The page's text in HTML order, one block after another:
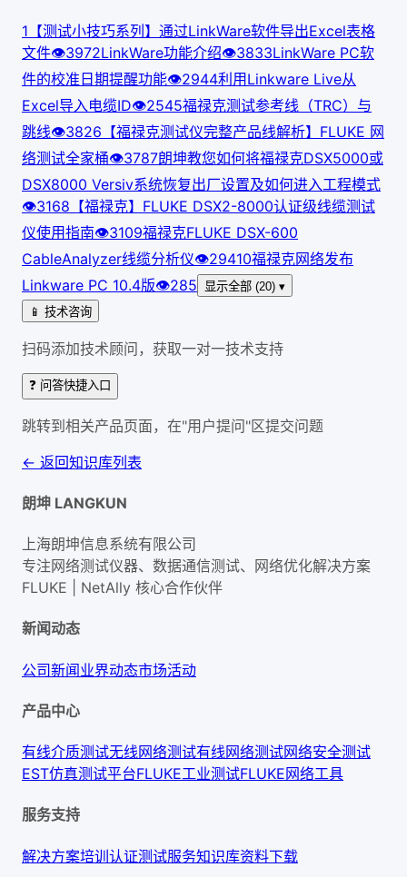
1 【测试小技巧系列】通过LinkWare软件导出Excel表格
文件👁3972LinkWare功能介绍👁3833LinkWare PC软
件的校准日期提醒功能👁2944利用Linkware Live从
Excel导入电缆ID👁2545福禄克测试参考线（TRC）与
跳线👁3826 【福禄克测试仪完整产品线解析】FLUKE 网
络测试全家桶👁3787朗坤教您如何将福禄克DSX5000或
DSX8000 Versiv系统恢复出厂设置及如何进入工程模式
👁3168 【福禄克】FLUKE DSX2-8000认证级线缆测试
仪使用指南👁3109福禄克FLUKE DSX-600
CableAnalyzer线缆分析仪👁29410福禄克网络发布
Linkware PC 10.4版👁285
显示全部 (20) ▾
📱 技术咨询
扫码添加技术顾问，获取一对一技术支持
❓ 问答快捷入口
跳转到相关产品页面，在"用户提问"区提交问题
← 返回知识库列表
朗坤 LANGKUN
上海朗坤信息系统有限公司
专注网络测试仪器、数据通信测试、网络优化解决方案
FLUKE | NetAlly 核心合作伙伴
新闻动态
公司新闻业界动态市场活动
产品中心
有线介质测试无线网络测试有线网络测试网络安全测试
EST仿真测试平台FLUKE工业测试FLUKE网络工具
服务支持
解决方案培训认证测试服务知识库资料下载